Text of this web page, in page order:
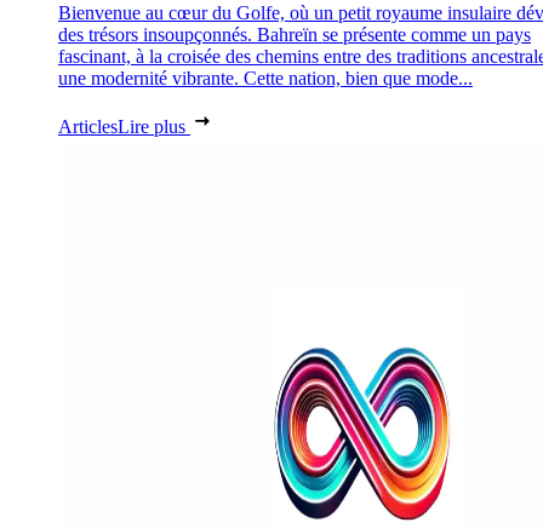
Bienvenue au cœur du Golfe, où un petit royaume insulaire
des trésors insoupçonnés. Bahreïn se présente comme un pays
fascinant, à la croisée des chemins entre des traditions
une modernité vibrante. Cette nation, bien que mode...
ArticlesLire plus